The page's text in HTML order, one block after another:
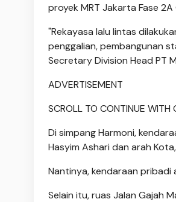
proyek MRT Jakarta Fase
"Rekayasa lalu lintas
penggalian, pembangunan
Secretary Division Head PT
ADVERTISEMENT
SCROLL TO CONTINUE WITH
Di simpang Harmoni,
Hasyim Ashari dan arah
Nantinya, kendaraan pribadi
Selain itu, ruas Jalan Gajah